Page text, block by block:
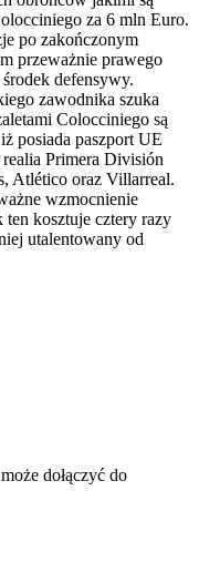
za 6 mln Euro.
po zakończonym
przeważnie prawego
defensywy.
zawodnika szuka
Colocciniego są
posiada paszport UE
Primera División
Atlético oraz Villarreal.
wzmocnienie
ten kosztuje cztery razy
utalentowany od
dołączyć do